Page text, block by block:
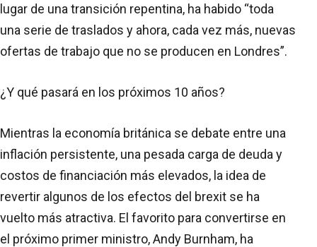
lugar de una transición repentina, ha habido “toda
una serie de traslados y ahora, cada vez más, nuevas
ofertas de trabajo que no se producen en Londres”.
¿Y qué pasará en los próximos 10 años?
Mientras la economía británica se debate entre una
inflación persistente, una pesada carga de deuda y
costos de financiación más elevados, la idea de
revertir algunos de los efectos del brexit se ha
vuelto más atractiva. El favorito para convertirse en
el próximo primer ministro, Andy Burnham, ha